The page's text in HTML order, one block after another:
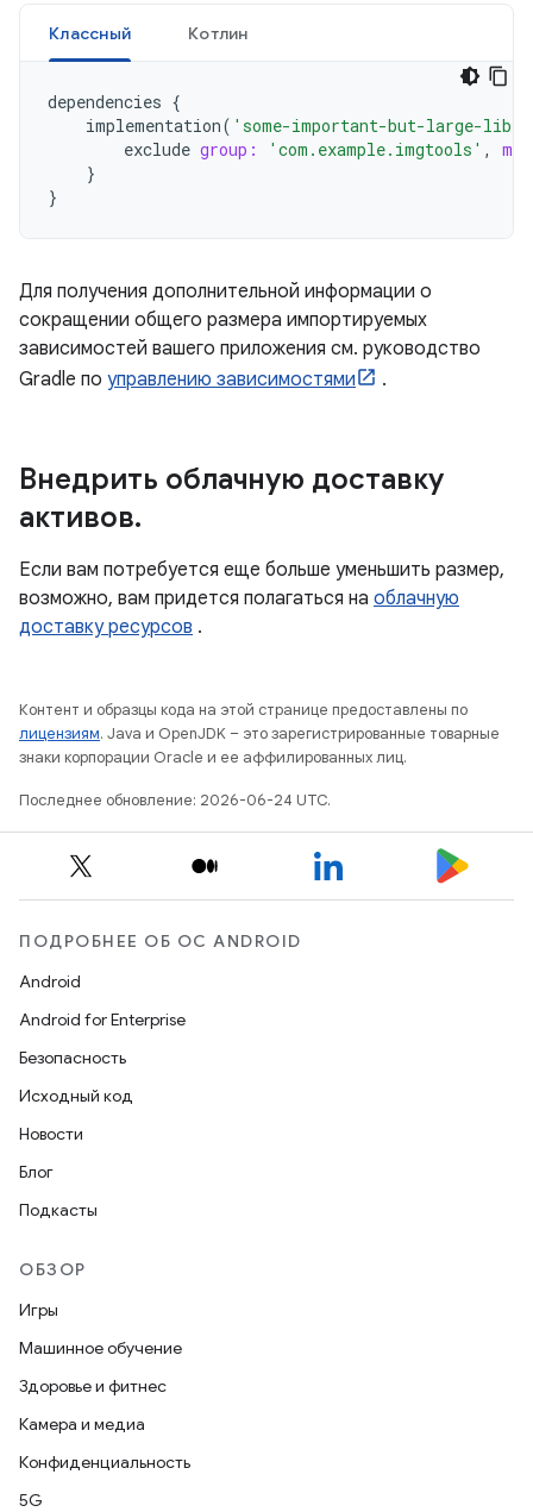
Классный Котлин
dependencies {
implementation( 'some-important-but-large-
exclude group: 'com.example.imgtools' ,
}
}
Для получения дополнительной информации о
сокращении общего размера импортируемых
зависимостей вашего приложения см. руководство
Gradle по управлению зависимостями .
Внедрить облачную доставку
активов.
Если вам потребуется еще больше уменьшить размер,
возможно, вам придется полагаться на облачную
доставку ресурсов .
Контент и образцы кода на этой странице предоставлены по
лицензиям. Java и OpenJDK – это зарегистрированные товарные
знаки корпорации Oracle и ее аффилированных лиц.
Последнее обновление: 2026-06-24 UTC.
ПОДРОБНЕЕ ОБ ОС ANDROID
Android
Android for Enterprise
Безопасность
Исходный код
Новости
Блог
Подкасты
ОБЗОР
Игры
Машинное обучение
Здоровье и фитнес
Камера и медиа
Конфиденциальность
5G